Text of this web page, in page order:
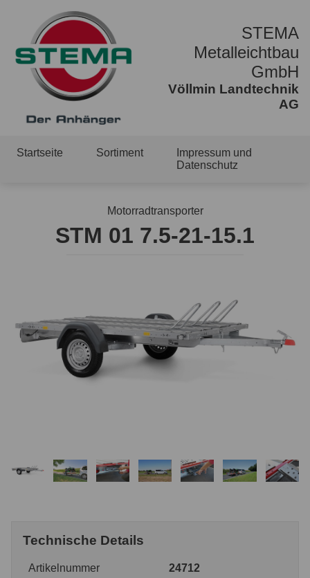
STEMA
Metalleichtbau
GmbH
Völlmin Landtechnik
AG
Startseite Sortiment
Impressum und
Datenschutz
Motorradtransporter
STM 01 7.5-21-15.1
Technische Details
Artikelnummer
24712